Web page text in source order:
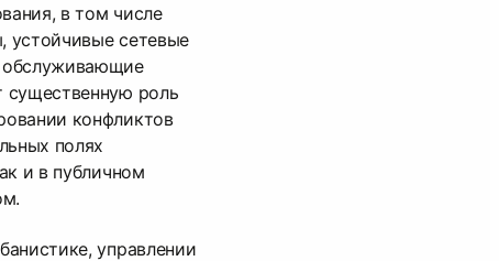
в том числе
устойчивые сетевые
обслуживающие
существенную роль
конфликтов
полях
и в публичном
управлении